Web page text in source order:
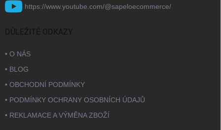
https://www.youtube.com/@sapeloecommerce/
DŮLEŽITÉ ODKAZY
• O NÁS
• BLOG
• OBCHODNÍ PODMÍNKY
• PODMÍNKY OCHRANY OSOBNÍCH ÚDAJŮ
• REKLAMACE A VÝMĚNA ZBOŽÍ